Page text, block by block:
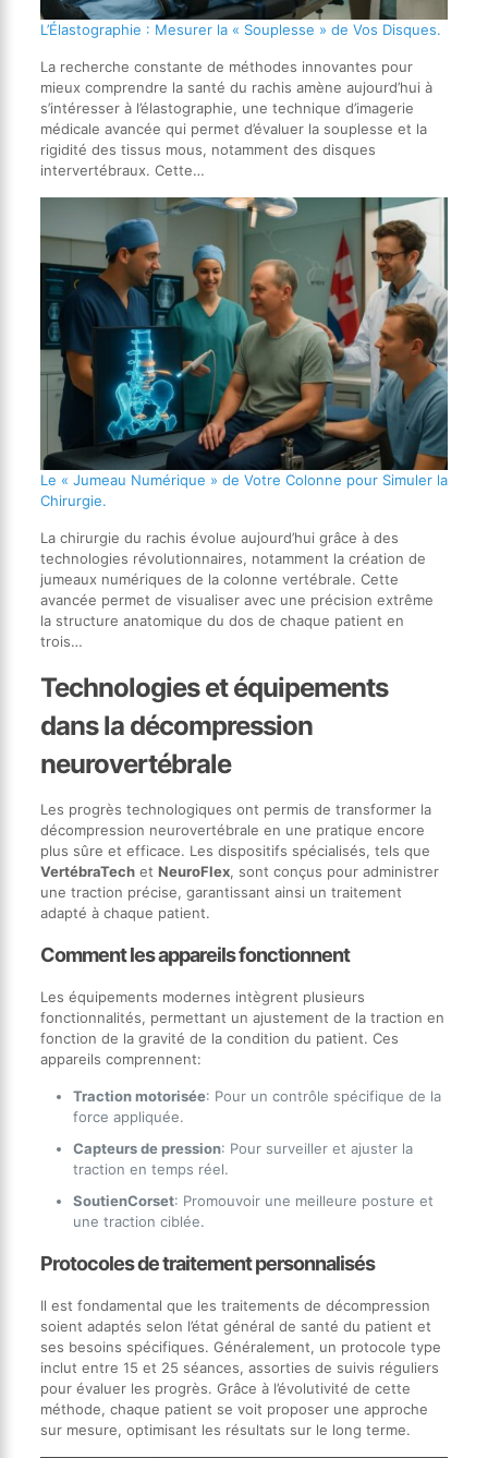
L’Élastographie : Mesurer la « Souplesse » de Vos Disques.
La recherche constante de méthodes innovantes pour
mieux comprendre la santé du rachis amène aujourd’hui à
s’intéresser à l’élastographie, une technique d’imagerie
médicale avancée qui permet d’évaluer la souplesse et la
rigidité des tissus mous, notamment des disques
intervertébraux. Cette…
Le « Jumeau Numérique » de Votre Colonne pour Simuler la
Chirurgie.
La chirurgie du rachis évolue aujourd’hui grâce à des
technologies révolutionnaires, notamment la création de
jumeaux numériques de la colonne vertébrale. Cette
avancée permet de visualiser avec une précision extrême
la structure anatomique du dos de chaque patient en
trois…
Technologies et équipements
dans la décompression
neurovertébrale
Les progrès technologiques ont permis de transformer la
décompression neurovertébrale en une pratique encore
plus sûre et efficace. Les dispositifs spécialisés, tels que
VertébraTechet NeuroFlex, sont conçus pour administrer
une traction précise, garantissant ainsi un traitement
adapté à chaque patient.
Comment les appareils fonctionnent
Les équipements modernes intègrent plusieurs
fonctionnalités, permettant un ajustement de la traction en
fonction de la gravité de la condition du patient. Ces
appareils comprennent:
Traction motorisée: Pour un contrôle spécifique de la
force appliquée.
Capteurs de pression: Pour surveiller et ajuster la
traction en temps réel.
SoutienCorset: Promouvoir une meilleure posture et
une traction ciblée.
Protocoles de traitement personnalisés
Il est fondamental que les traitements de décompression
soient adaptés selon l’état général de santé du patient et
ses besoins spécifiques. Généralement, un protocole type
inclut entre 15 et 25 séances, assorties de suivis réguliers
pour évaluer les progrès. Grâce à l’évolutivité de cette
méthode, chaque patient se voit proposer une approche
sur mesure, optimisant les résultats sur le long terme.